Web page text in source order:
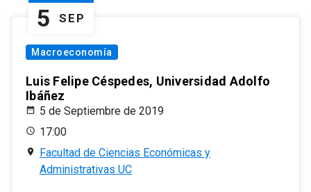
5 SEP
Macroeconomía
Luis Felipe Céspedes, Universidad Adolfo
Ibáñez
5 de Septiembre de 2019
17:00
Facultad de Ciencias Económicas y
Administrativas UC